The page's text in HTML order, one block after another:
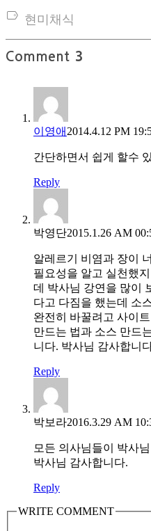
현미채식
Comment 3
이영애 2014.4.12 PM
간단하면서 쉽게 할수
Reply
박영단2015.1.26 AM
알레르기 비염과 장이
필요성을 알고 실천했
데 박사님 강연을 많이
다고 다짐을 했는데 소
완전히 바꿀려고 사이
만드는 법과 소스 만드
니다. 박사님 감사합니
Reply
박보라2016.3.29 AM
모든 의사님들이 박사
박사님 감사합니다.
Reply
WRITE COMMENT